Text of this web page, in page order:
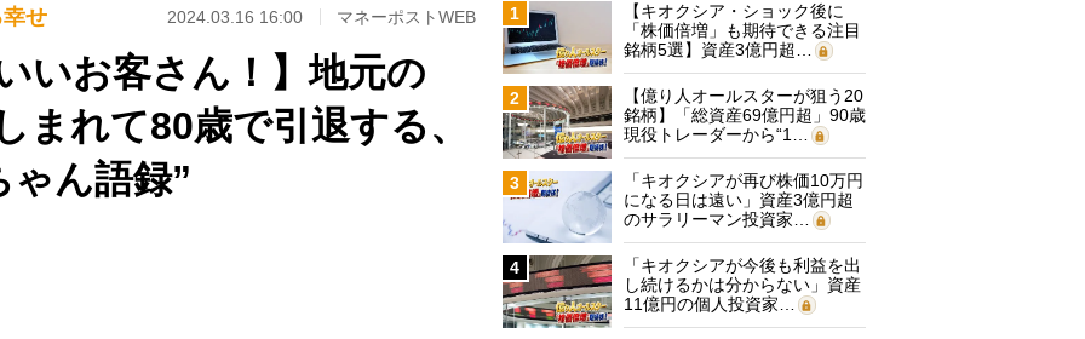
せ 2024.03.16 16:00 マネーポストWEB
いお客さん！】地元の
まれて80歳で引退する、
ゃん語録”
1
【キオクシア・ショック後に
「株価倍増」も期待できる注目
銘柄5選】資産3億円超…
2
【億り人オールスターが狙う20
銘柄】「総資産69億円超」90歳
現役トレーダーから“1…
3
「キオクシアが再び株価10万円
になる日は遠い」資産3億円超
のサラリーマン投資家…
4
「キオクシアが今後も利益を出
し続けるかは分からない」資産
11億円の個人投資家…